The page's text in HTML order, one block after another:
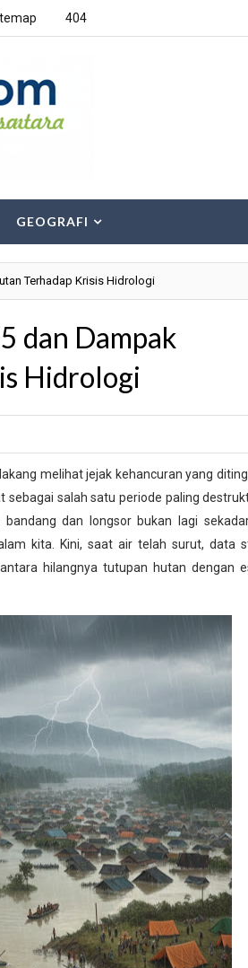
404
GEOGRAFI
Terhadap Krisis Hidrologi
dan Dampak
Hidrologi
melihat jejak kehancuran yang
sebagai salah satu periode paling
bandang dan longsor bukan lagi
kita. Kini, saat air telah surut, data
hilangnya tutupan hutan dengan